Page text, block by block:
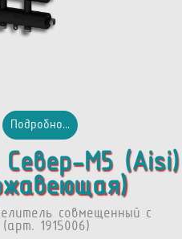
Подробно...
Север-М5 (Aisi)
совмещенный с
1915006)